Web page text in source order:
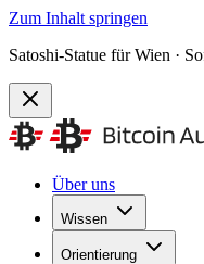
Zum Inhalt springen
Satoshi-Statue für Wien ·
Über uns
Wissen
Orientierung